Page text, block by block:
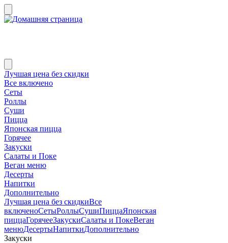
Лучшая цена без скидки
Все включено
Сеты
Роллы
Суши
Пицца
Японская пицца
Горячее
Закуски
Салаты и Поке
Веган меню
Десерты
Напитки
Дополнительно
Лучшая цена без скидкиВсе
включеноСетыРоллыСушиПиццаЯпонская
пиццаГорячееЗакускиСалаты и ПокеВеган
менюДесертыНапиткиДополнительно
Закуски